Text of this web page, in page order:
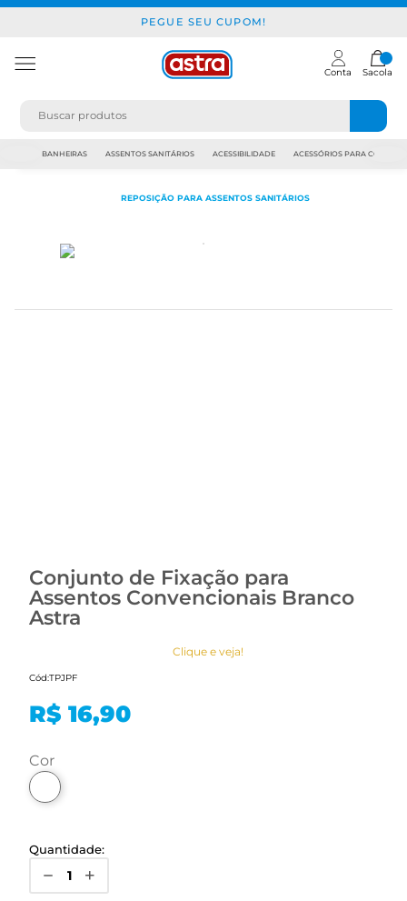
PEGUE SEU CUPOM!
Conta Sacola
BANHEIRAS ASSENTOS SANITÁRIOS ACESSIBILIDADE ACESSÓRIOS PARA
REPOSIÇÃO PARA ASSENTOS SANITÁRIOS
Conjunto de Fixação para
Assentos Convencionais Branco
Astra
Clique e veja!
Cód:TPJPF
R$ 16,90
cor
Quantidade: